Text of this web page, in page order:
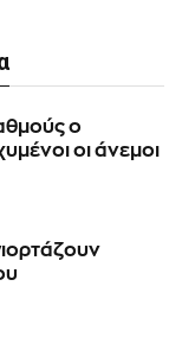
ο
οι άνεμοι